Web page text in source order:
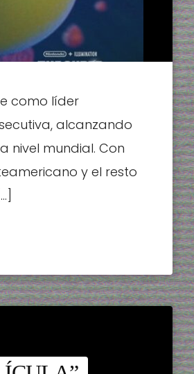
como líder
alcanzando
nivel mundial. Con
y el resto